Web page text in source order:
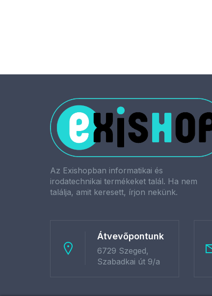
Az Exishopban informatikai és
irodatechnikai termékeket talál. Ha nem
találja, amit keresett, írjon nekünk.
Átvevőpontunk
6729 Szeged,
Szabadkai út 9/a